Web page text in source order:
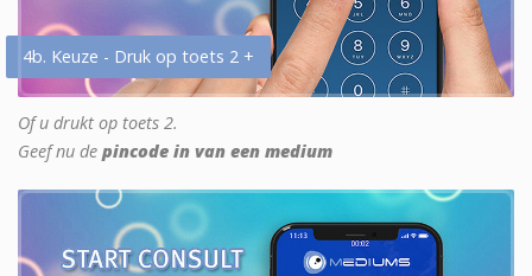
4b. Keuze - Druk op toets 2 +
Of u drukt op toets 2.
Geef nu de pincode in van een medium